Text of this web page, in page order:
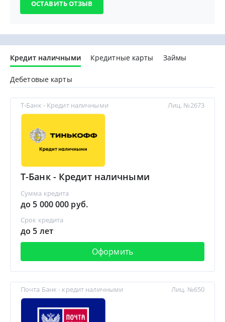
Кредит наличными Кредитные карты Займы
Дебетовые карты
Т-Банк - Кредит наличными
Т-Банк - Кредит наличными
Сумма кредита
до 5 000 000 руб.
Срок кредита
до 5 лет
Оформить
Лиц. №2673
Почта Банк - кредит наличными Лиц. №650